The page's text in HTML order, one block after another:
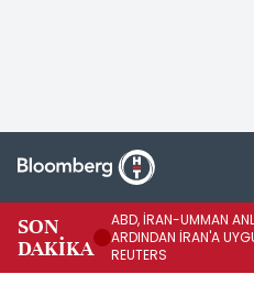
SON
DAKİKA
ABD, İRAN-UMMAN
ARDINDAN İRAN'A
REUTERS